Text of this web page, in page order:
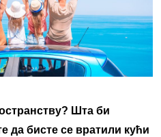
Шта би
да бисте се вратили кући